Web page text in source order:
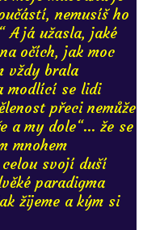
nemusíš ho
A já užasla, jaké
očích, jak moc
vždy brala
modlící se lidi
přeci nemůže
a my dole“... že se
mnohem
svojí duší
paradigma
žijeme a kým si